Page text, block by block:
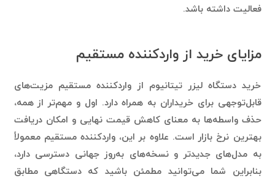
قابل‌توجهی برای خریداران به همراه دارد. اول و مهم‌تر از همه،
حذف واسطه‌ها به معنای کاهش قیمت نهایی و امکان دریافت
بهترین نرخ بازار است. علاوه بر این، واردکننده مستقیم معمولاً
به مدل‌های جدیدتر و نسخه‌های به‌روز جهانی دسترسی دارد،
بنابراین شما می‌توانید مطمئن باشید که دستگاهی مطابق
آخرین استانداردهای فنی دریافت می‌کنید.